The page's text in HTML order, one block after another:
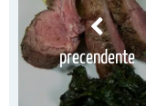
precendente